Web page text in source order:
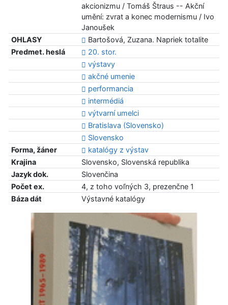
akcionizmu / Tomáš Štraus -- Akční
umění: zvrat a konec modernismu / Ivo
Janoušek
OHLASY
Bartošová, Zuzana. Napriek totalite
Predmet. heslá
20. stor.
výstavy
akčné umenie
performancia
intermédiá
výtvarní umelci
Bratislava (Slovensko)
Slovensko
Forma, žáner
katalógy z výstav
Krajina
Slovensko, Slovenská republika
Jazyk dok.
Slovenčina
Počet ex.
4, z toho voľných 3, prezenčne 1
Báza dát
Výstavné katalógy